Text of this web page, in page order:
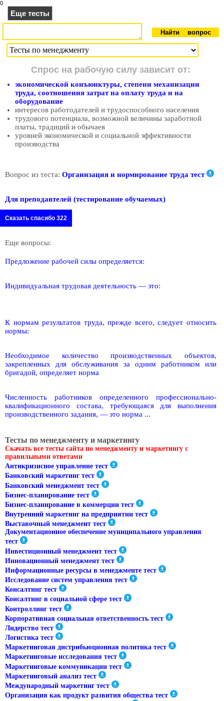
0
Еще тесты
Спрос на рабочую силу зависит от:
экономической конъюнктуры, степени механизации
труда, соотношения затрат на оплату труда и на
оборудование
интересов работодателей и трудоспособного населения
трудового потенциала, возможной величины заработной
платы, традиций и обычаев
уровней экономической и социальной эффективности
производства
Вопрос из теста: Организация и нормирование труда тест
Для преподавтелей (тестирование обучаемых)
Сказать спасибо 322
Еще вопросы:
Предложение рабочей силы определяется:
Индивидуальная трудовая деятельность — это:
К нормам результатов труда, прежде всего, следует относить
нормы:
Необходимое количество производственных объектов,
закрепленных для обслуживания за одним работником или
бригадой, определяет норма
Численность работников определенного профессионально-
квалификационного состава, требующаяся для выполнения
производственного задания, — это норма ...
Тесты по менеджменту и маркетингу
Скачать все тесты сайта по менеджменту и маркетингу с
правильными ответами
Антикризисное управление тест
Банковский маркетинг тест
Банковский менеджмент тест
Бизнес-планирование тест
Бизнес-планирование в коммерции тест
Внутренний маркетинг на предприятии тест
Выставочный менеджмент тест
Документационное обеспечение муниципального управления
тест
Инвестиционный менеджмент тест
Инновационный менеджмент тест
Информационные ресурсы в менеджменте тест
Исследование систем управления тест
Консалтинг тест
Консалтинг в социальной сфере тест
Контроллинг тест
Корпоративная социальная ответственность тест
Лидерство тест
Логистика тест
Маркетинговая дистрибьюционная политика тест
Маркетинговые исследования тест
Маркетинговые коммуникации тест
Маркетинговый анализ тест
Международный маркетинг тест
Организация как продукт развития общества тест